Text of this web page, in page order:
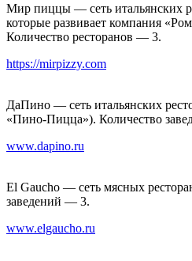
Мир пиццы — сеть итальянских
которые развивает компания
Количество ресторанов — 3.
https://mirpizzy.com
ДаПино — сеть итальянских
«Пино-Пицца»). Количество
www.dapino.ru
El Gaucho — сеть мясных
заведений — 3.
www.elgaucho.ru